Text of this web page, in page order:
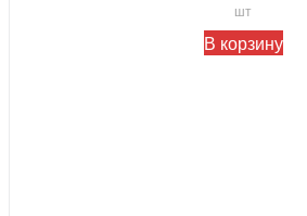
шт
В корзину